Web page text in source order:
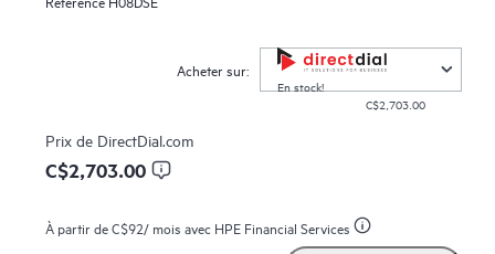
Acheter sur:
En stock!
C$2,703.00
Prix de DirectDial.com
C$2,703.00
À partir deC$92/ mois avec HPE Financial Services